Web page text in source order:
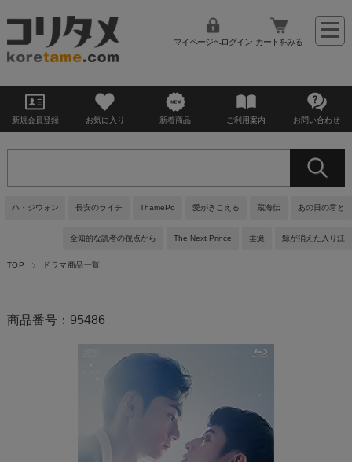
マイページへログイン カートをみる
新規会員登録 お気に入り 新着商品 ご利用案内 お問い合わせ
ハ・ジウォン 長安のライチ ThamePo 愛がきこえる 蔵海伝 あの日の君と
全知的な読者の視点から The Next Prince 垂涎 鯨が消えた入り江
TOP ドラマ商品一覧
商品番号：95486